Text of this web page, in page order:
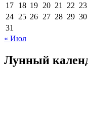
17 18 19 20 21 22 23
24 25 26 27 28 29 30
31
« Июл
Лунный